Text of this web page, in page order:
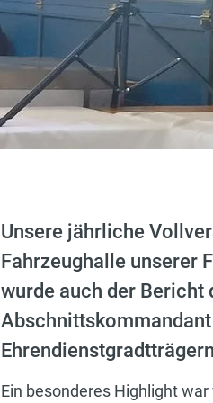
Unsere jährliche
Fahrzeughalle unserer
wurde auch der Bericht
Ein besonderes Highlight